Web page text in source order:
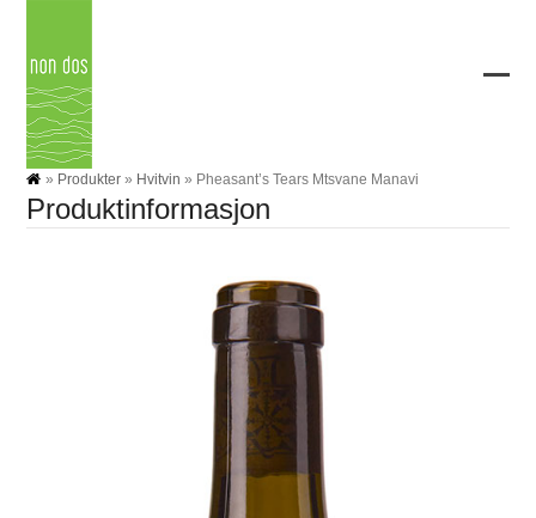
content
» Produkter » Hvitvin » Pheasant’s Tears Mtsvane Manavi
Produktinformasjon